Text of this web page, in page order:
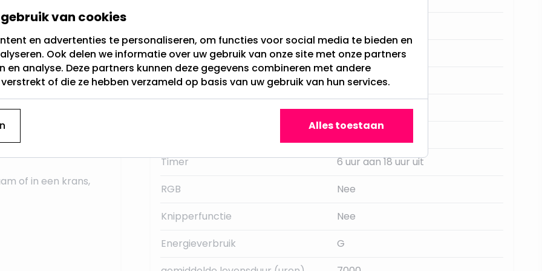
schitterende kerstster
zodat je
Met de
keer aan te zetten
gaat hij uit.
weer aan.
of in een krans,
Hoogte (cm)
20
Sensor
Nee
Warm Wit
Timer
6 uur aan 18 uur uit
RGB
Nee
Knipperfunctie
Nee
Energieverbruik
G
van cookies
en advertenties te personaliseren, om functies voor social media te bieden en
Ook delen we informatie over uw gebruik van onze site met onze partners
analyse. Deze partners kunnen deze gegevens combineren met andere
of die ze hebben verzameld op basis van uw gebruik van hun services.
Alles toestaan